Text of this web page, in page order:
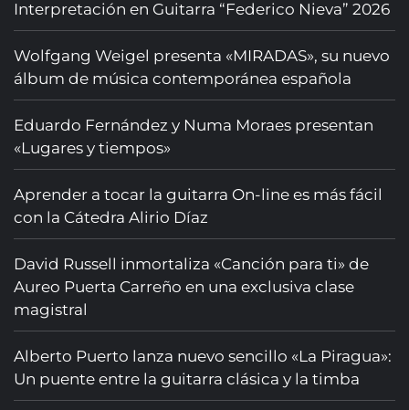
Interpretación en Guitarra “Federico Nieva” 2026
Wolfgang Weigel presenta «MIRADAS», su nuevo
álbum de música contemporánea española
Eduardo Fernández y Numa Moraes presentan
«Lugares y tiempos»
Aprender a tocar la guitarra On-line es más fácil
con la Cátedra Alirio Díaz
David Russell inmortaliza «Canción para ti» de
Aureo Puerta Carreño en una exclusiva clase
magistral
Alberto Puerto lanza nuevo sencillo «La Piragua»:
Un puente entre la guitarra clásica y la timba